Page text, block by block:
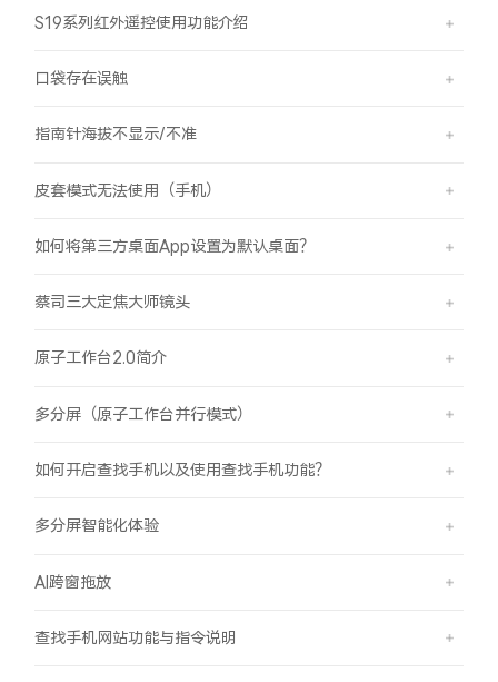
S19系列红外遥控使用功能介绍
口袋存在误触
指南针海拔不显示/不准
皮套模式无法使用（手机）
如何将第三方桌面App设置为默认桌面？
蔡司三大定焦大师镜头
原子工作台2.0简介
多分屏（原子工作台并行模式）
如何开启查找手机以及使用查找手机功能？
多分屏智能化体验
AI跨窗拖放
查找手机网站功能与指令说明